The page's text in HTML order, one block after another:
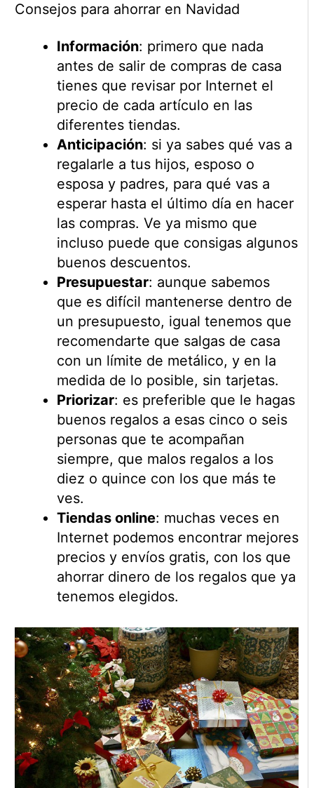
Consejos para ahorrar en Navidad
Información: primero que nada
antes de salir de compras de casa
tienes que revisar por Internet el
precio de cada artículo en las
diferentes tiendas.
Anticipación: si ya sabes qué vas a
regalarle a tus hijos, esposo o
esposa y padres, para qué vas a
esperar hasta el último día en hacer
las compras. Ve ya mismo que
incluso puede que consigas algunos
buenos descuentos.
Presupuestar: aunque sabemos
que es difícil mantenerse dentro de
un presupuesto, igual tenemos que
recomendarte que salgas de casa
con un límite de metálico, y en la
medida de lo posible, sin tarjetas.
Priorizar: es preferible que le hagas
buenos regalos a esas cinco o seis
personas que te acompañan
siempre, que malos regalos a los
diez o quince con los que más te
ves.
Tiendas online: muchas veces en
Internet podemos encontrar mejores
precios y envíos gratis, con los que
ahorrar dinero de los regalos que ya
tenemos elegidos.